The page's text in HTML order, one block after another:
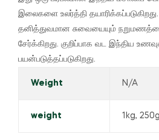
இலைகளை உலர்த்தி தயாரிக்கப்படுகிறது.
தனித்துவமான சுவையையும்
சேர்க்கிறது. குறிப்பாக வட இந்திய
பயன்படுத்தப்படுகிறது.
Weight N/A
weight 1kg,